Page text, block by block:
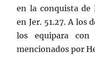
en la conquista de
en Jer. 51.27. A los
los equipara con
mencionados por